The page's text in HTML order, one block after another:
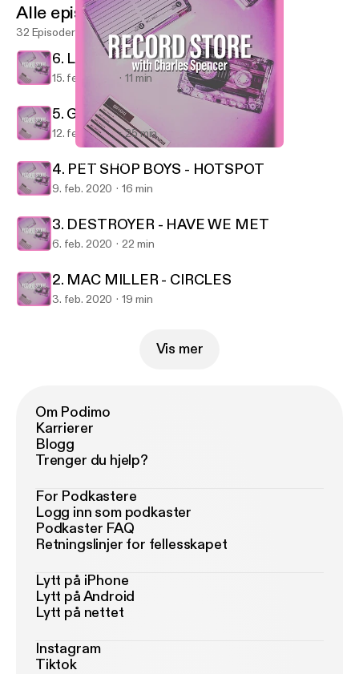
Record Store
Alle episoder
32 Episoder
6. LA ROUX - SUPERVISION
15. feb. 2020 11 min
5. GREEN DAY - FATHER OF ALL...
12. feb. 2020 25 min
4. PET SHOP BOYS - HOTSPOT
9. feb. 2020 16 min
3. DESTROYER - HAVE WE MET
6. feb. 2020 22 min
2. MAC MILLER - CIRCLES
3. feb. 2020 19 min
Vis mer
Om Podimo
Karrierer
Blogg
Trenger du hjelp?
For Podkastere
Logg inn som podkaster
Podkaster FAQ
Retningslinjer for fellesskapet
Lytt på iPhone
Lytt på Android
Lytt på nettet
Instagram
Tiktok